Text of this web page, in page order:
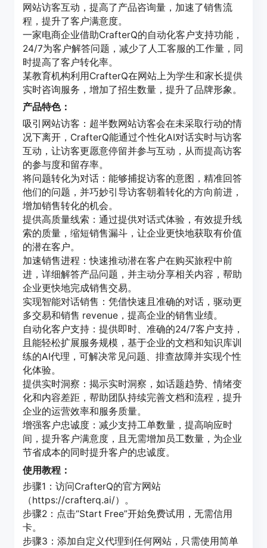
网站访客互动，提高了产品咨询量，加速了销售流
程，提升了客户满意度。
一家电商企业借助CrafterQ的自动化客户支持功能，
24/7为客户解答问题，减少了人工客服的工作量，同
时提高了客户转化率。
某教育机构利用CrafterQ在网站上为学生和家长提供
实时咨询服务，增加了招生数量，提升了品牌形象。
产品特色：
吸引网站访客：超半数网站访客会在未采取行动的情
况下离开，CrafterQ能通过个性化AI对话实时与访客
互动，让访客更愿意停留并参与互动，从而提高访客
的参与度和留存率。
将问题转化为对话：能够捕捉访客的意图，精准回答
他们的问题，并巧妙引导访客朝着转化的方向前进，
增加销售转化的机会。
提供高质量线索：通过提供对话式体验，有效提升线
索的质量，缩短销售漏斗，让企业更快地获取有价值
的潜在客户。
加速销售进程：快速推动潜在客户在购买旅程中前
进，详细解答产品问题，并主动分享相关内容，帮助
企业更快地完成销售交易。
实现智能对话销售：凭借快速且准确的对话，驱动更
多交易和销售 revenue，提高企业的销售业绩。
自动化客户支持：提供即时、准确的24/7客户支持，
且能轻松扩展服务规模，基于企业的文档和知识库训
练的AI代理，可解决常见问题、排查故障并实现个性
化体验。
提供实时洞察：揭示实时洞察，如话题趋势、情绪变
化和内容差距，帮助团队持续完善文档和流程，提升
企业的运营效率和服务质量。
增强客户忠诚度：减少支持工单数量，提高响应时
间，提升客户满意度，且无需增加员工数量，为企业
节省成本的同时提升客户的忠诚度。
使用教程：
步骤1：访问CrafterQ的官方网站
（https://crafterq.ai/）。
步骤2：点击“Start Free”开始免费试用，无需信用
卡。
步骤3：添加自定义代理到任何网站，只需使用简单